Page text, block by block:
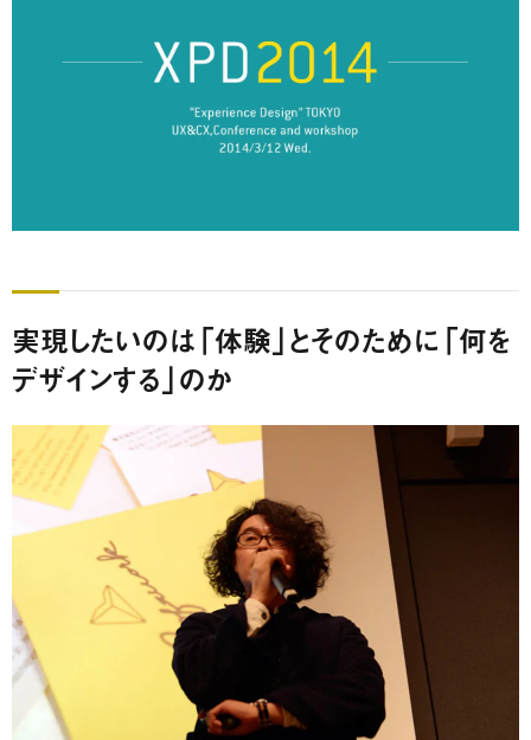
実現したいのは「体験」とそのために「何を
デザインする」のか